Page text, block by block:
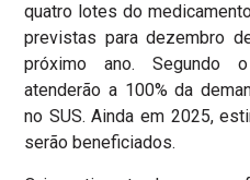
quatro lotes do
previstas para dezembro
próximo ano. Segundo
atenderão a 100% da
no SUS. Ainda em 2025,
serão beneficiados.